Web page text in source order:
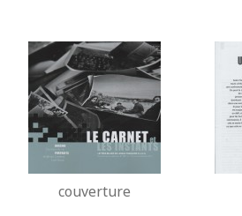
couverture